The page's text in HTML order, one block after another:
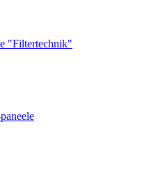
"Filtertechnik"